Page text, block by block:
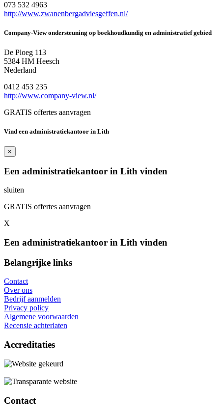
073 532 4963
http://www.zwanenbergadviesgeffen.nl/
Company-View ondersteuning op boekhoudkundig en administratief gebied
De Ploeg 113
5384 HM Heesch
Nederland
0412 453 235
http://www.company-view.nl/
GRATIS offertes aanvragen
Vind een administratiekantoor in Lith
×
Een administratiekantoor in Lith vinden
sluiten
GRATIS offertes aanvragen
X
Een administratiekantoor in Lith vinden
Belangrijke links
Contact
Over ons
Bedrijf aanmelden
Privacy policy
Algemene voorwaarden
Recensie achterlaten
Accreditaties
Contact